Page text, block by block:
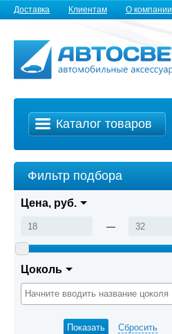
Доставка Клиентам О компании
Каталог товаров
Фильтр подбора
Цена, руб.
—
Цоколь
Сбросить